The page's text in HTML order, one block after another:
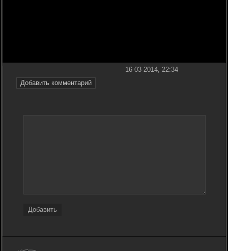
Добавить комментарий
16-03-2014, 22:34
Добавить